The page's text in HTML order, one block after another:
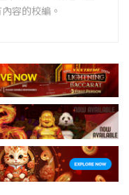
容的校編。